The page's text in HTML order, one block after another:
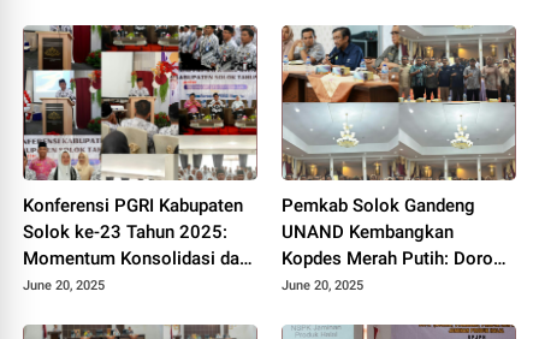
Konferensi PGRI Kabupaten
Solok ke-23 Tahun 2025:
Momentum Konsolidasi dan
Pemilihan Pengurus Baru.
June 20, 2025
Pemkab Solok Gandeng
UNAND Kembangkan
Kopdes Merah Putih: Dorong
Produksi Pupuk Organik dan
June 20, 2025